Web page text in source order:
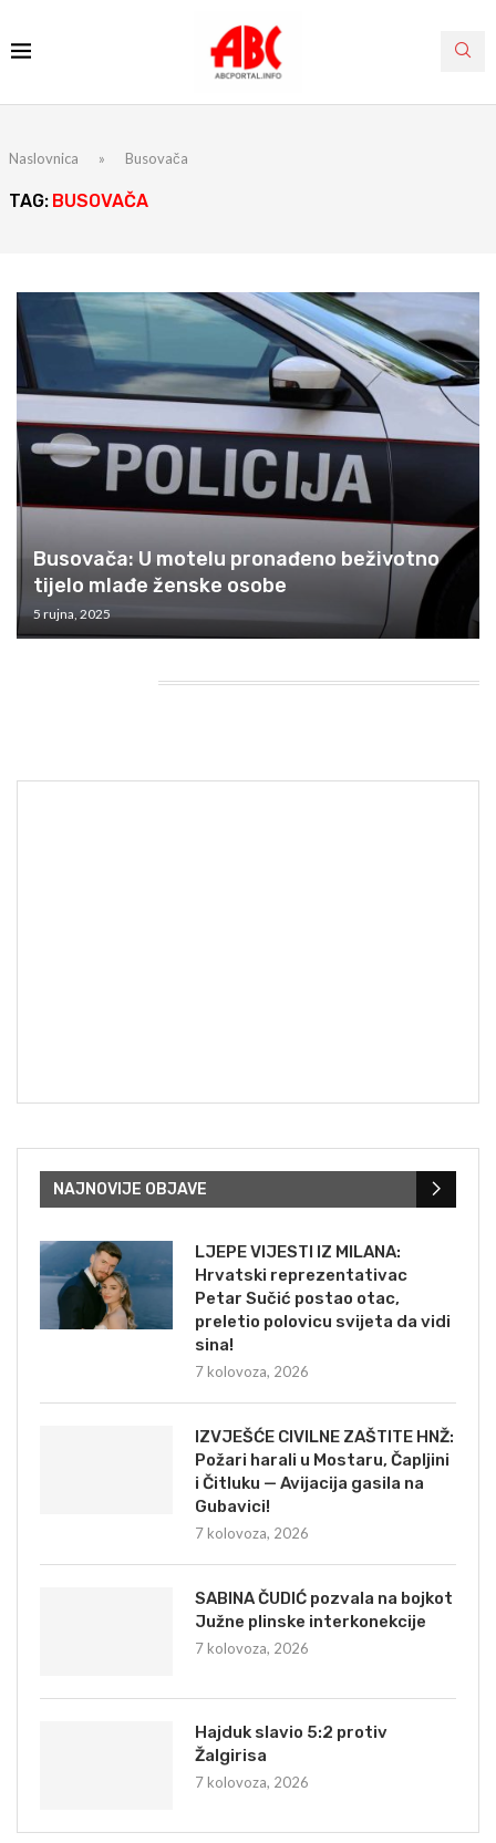
Naslovnica » Busovača
TAG: BUSOVAČA
Busovača: U motelu pronađeno beživotno
tijelo mlađe ženske osobe
5 rujna, 2025
NAJNOVIJE OBJAVE
LJEPE VIJESTI IZ MILANA:
Hrvatski reprezentativac
Petar Sučić postao otac,
preletio polovicu svijeta da vidi
sina!
7 kolovoza, 2026
IZVJEŠĆE CIVILNE ZAŠTITE HNŽ:
Požari harali u Mostaru, Čapljini
i Čitluku — Avijacija gasila na
Gubavici!
7 kolovoza, 2026
SABINA ČUDIĆ pozvala na bojkot
Južne plinske interkonekcije
7 kolovoza, 2026
Hajduk slavio 5:2 protiv
Žalgirisa
7 kolovoza, 2026